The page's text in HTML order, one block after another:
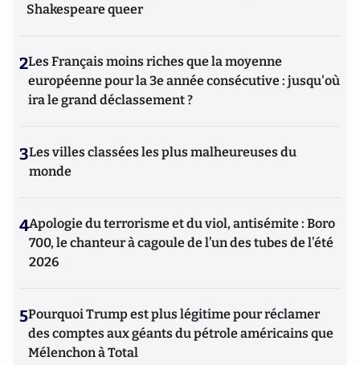
Shakespeare queer
2Les Français moins riches que la moyenne
européenne pour la 3e année consécutive : jusqu'où
ira le grand déclassement ?
3Les villes classées les plus malheureuses du
monde
4Apologie du terrorisme et du viol, antisémite : Boro
700, le chanteur à cagoule de l’un des tubes de l’été
2026
5Pourquoi Trump est plus légitime pour réclamer
des comptes aux géants du pétrole américains que
Mélenchon à Total